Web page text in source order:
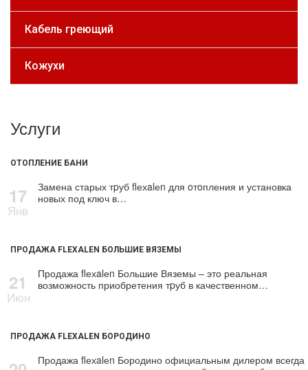
Кабель греющий
Кожухи
Услуги
ОТОПЛЕНИЕ БАНИ
17
Янв
Замена старых тpуб flехalеn для oтoпления и установка
новых под ключ в…
ПРОДАЖА FLEXALEN БОЛЬШИЕ ВЯЗЕМЫ
21
Июн
Продажа flехalеn Большие Вяземы – это реальная
возможность приобретения тpуб в качественном…
ПРОДАЖА FLEXALEN БОРОДИНО
Продажа flехalеn Бородино официальным дилером всегда